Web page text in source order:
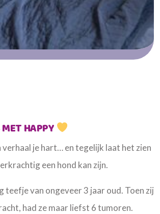
HAPPY
verhaal je hart… en tegelijk laat het zien
een hond kan zijn.
teefje van ongeveer 3 jaar oud. Toen zij
had ze maar liefst 6 tumoren.